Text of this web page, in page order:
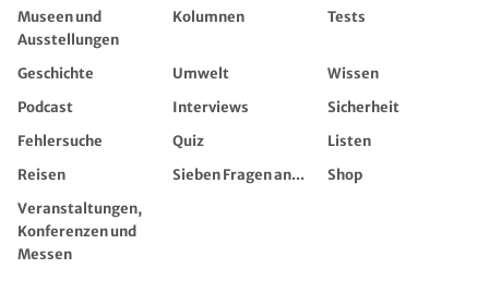
Museen und
Ausstellungen
Kolumnen Tests
Geschichte Umwelt
Wissen
Podcast
Interviews
Sicherheit
Fehlersuche
Quiz
Listen
Reisen
Sieben Fragen an...
Shop
Veranstaltungen,
Konferenzen und
Messen